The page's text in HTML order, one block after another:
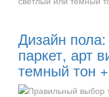
Дизайн
паркет, арт
темный тон